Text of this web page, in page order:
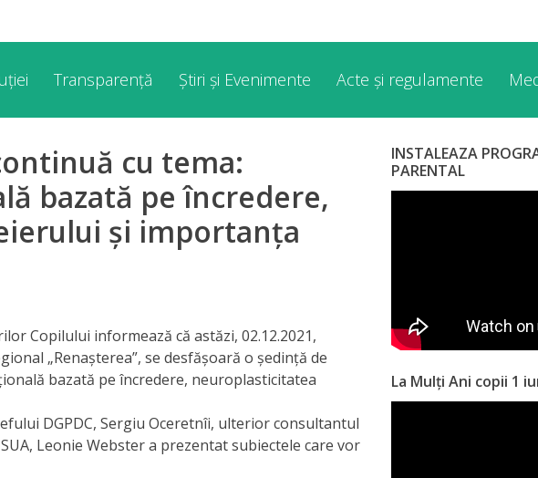
Transparență Știri și Evenimente Acte și regulamente
cu tema:
bazată pe încredere,
și importanța
Copilului informează că astăzi, 02.12.2021,
„Renașterea”, se desfășoară o ședință de
bazată pe încredere, neuroplasticitatea
DGPDC, Sergiu Oceretnîi, ulterior consultantul
Leonie Webster a prezentat subiectele care vor
INSTALEAZA
PARENTAL
La Mulți Ani copii 1